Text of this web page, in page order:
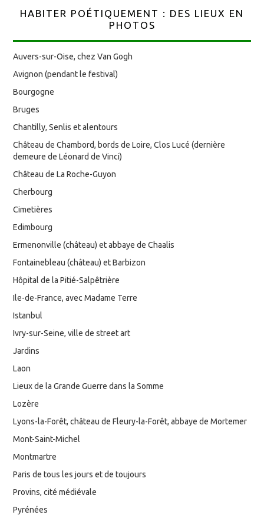
HABITER POÉTIQUEMENT : DES LIEUX EN
PHOTOS
Auvers-sur-Oise, chez Van Gogh
Avignon (pendant le festival)
Bourgogne
Bruges
Chantilly, Senlis et alentours
Château de Chambord, bords de Loire, Clos Lucé (dernière
demeure de Léonard de Vinci)
Château de La Roche-Guyon
Cherbourg
Cimetières
Edimbourg
Ermenonville (château) et abbaye de Chaalis
Fontainebleau (château) et Barbizon
Hôpital de la Pitié-Salpêtrière
Ile-de-France, avec Madame Terre
Istanbul
Ivry-sur-Seine, ville de street art
Jardins
Laon
Lieux de la Grande Guerre dans la Somme
Lozère
Lyons-la-Forêt, château de Fleury-la-Forêt, abbaye de Mortemer
Mont-Saint-Michel
Montmartre
Paris de tous les jours et de toujours
Provins, cité médiévale
Pyrénées